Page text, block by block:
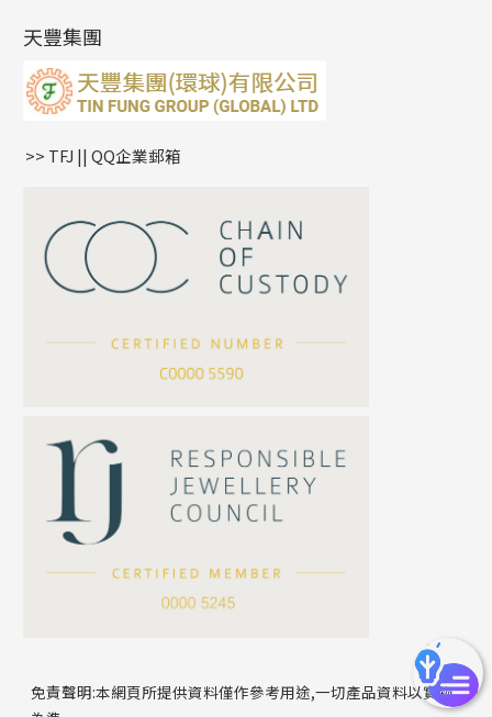
公司名稱
聯絡電話
雙十字鏈系列
水波鏈系列
蛇骨鏈系列
鏈尾系列
嘴唇鏈系列
S車花鏈系列
珍珠鏈系列
坦克鏈系列
滿天星鏈系列
方假繩鏈系列
耳環扣系列
耳綫/耳鈎系列
耳環爪頭
耳環
字母吊墜
相盒吊墜
項鏈吊墜
生肖吊墜
星座吊墜
珠扣
天豐集團
>> TFJ || QQ企業郵箱
免責聲明:本網頁所提供資料僅作參考用途,一切產品資料以實物